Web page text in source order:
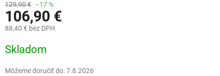
129,90 € –17 %
106,90 €
88,40 € bez DPH
cena:
Skladom
Môžeme doručiť do:7.8.2026